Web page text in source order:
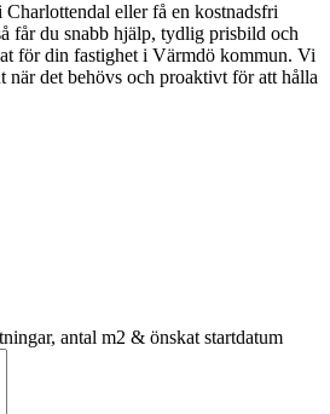
eller få en kostnadsfri
får du snabb hjälp, tydlig prisbild och
för din fastighet i Värmdö kommun. Vi
när det behövs och proaktivt för att hålla
antal m2 & önskat startdatum